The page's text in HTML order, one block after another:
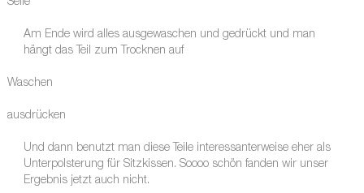
Seife
Am Ende wird alles ausgewaschen und gedrückt und man
hängt das Teil zum Trocknen auf
Waschen
ausdrücken
Und dann benutzt man diese Teile interessanterweise eher als
Unterpolsterung für Sitzkissen. Soooo schön fanden wir unser
Ergebnis jetzt auch nicht.